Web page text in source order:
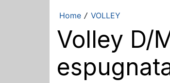
Home / VOLLEY
Volley D/